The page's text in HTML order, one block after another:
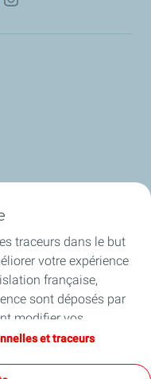
traceurs dans le but
votre expérience
française,
sont déposés par
modifier vos
le bouton « Gérer
des cookies. Dans le
et traceurs